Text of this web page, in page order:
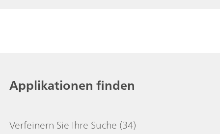
Applikationen finden
Verfeinern Sie Ihre Suche (34)